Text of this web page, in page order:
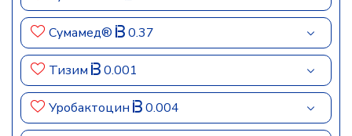
Сумамед® 0.37
Тизим 0.001
Уробактоцин 0.004